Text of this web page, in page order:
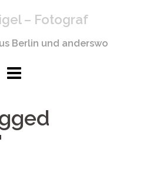
– Fotograf
Berlin und anderswo